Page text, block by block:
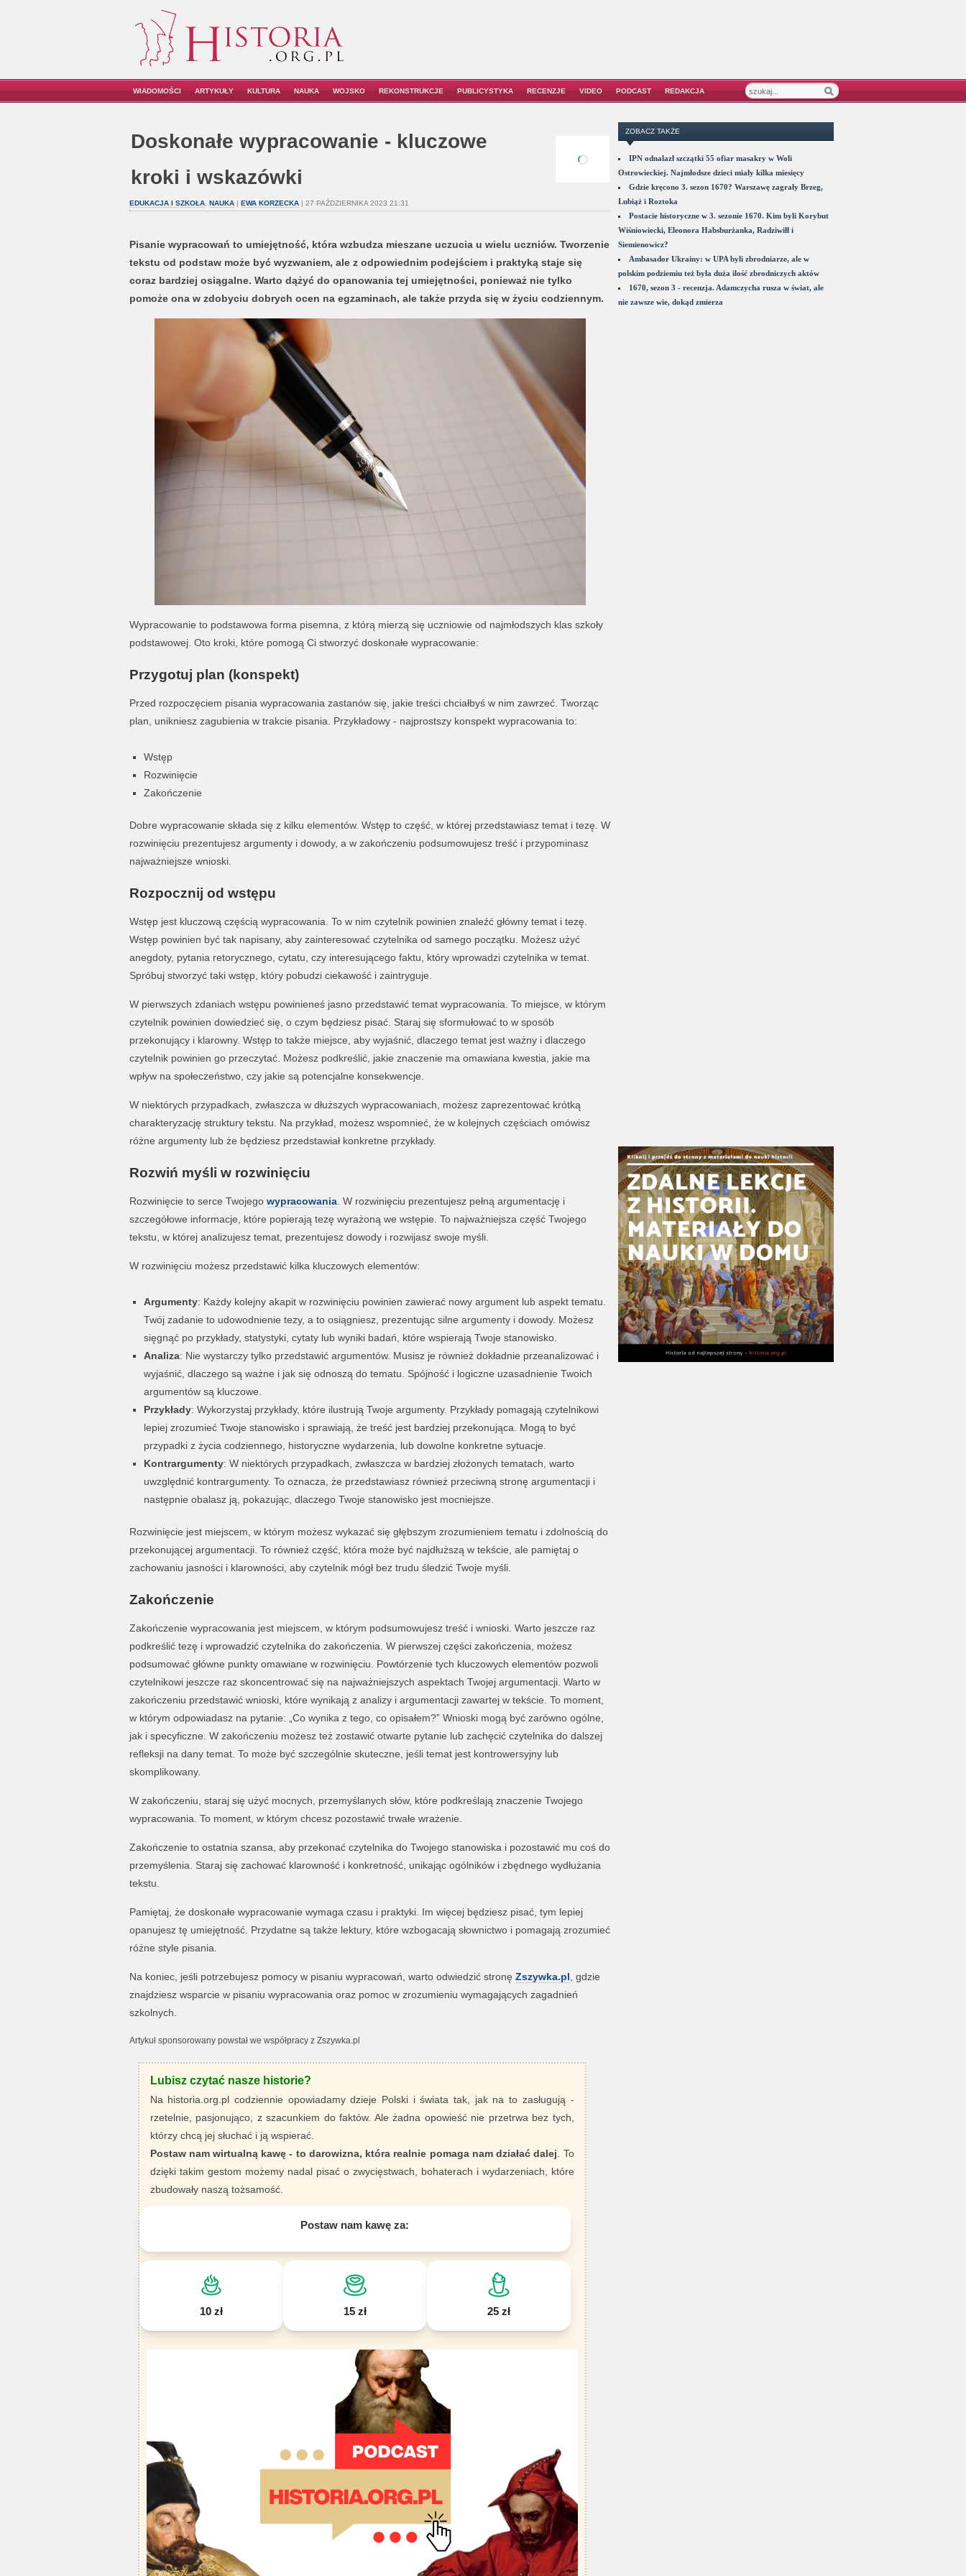
WIADOMOŚCI ARTYKUŁY KULTURA NAUKA WOJSKO REKONSTRUKCJE PUBLICYSTYKA RECENZJE VIDEO PODCAST REDAKCJA
Doskonałe wypracowanie - kluczowe
kroki i wskazówki
EDUKACJA I SZKOŁA, NAUKA| EWA KORZECKA| 27 PAŹDZIERNIKA 2023 21:31
Pisanie wypracowań to umiejętność, która wzbudza mieszane uczucia u wielu uczniów. Tworzenie
tekstu od podstaw może być wyzwaniem, ale z odpowiednim podejściem i praktyką staje się
coraz bardziej osiągalne. Warto dążyć do opanowania tej umiejętności, ponieważ nie tylko
pomoże ona w zdobyciu dobrych ocen na egzaminach, ale także przyda się w życiu codziennym.
Wypracowanie to podstawowa forma pisemna, z którą mierzą się uczniowie od najmłodszych klas szkoły
podstawowej. Oto kroki, które pomogą Ci stworzyć doskonałe wypracowanie:
Przygotuj plan (konspekt)
Przed rozpoczęciem pisania wypracowania zastanów się, jakie treści chciałbyś w nim zawrzeć. Tworząc
plan, unikniesz zagubienia w trakcie pisania. Przykładowy - najprostszy konspekt wypracowania to:
Wstęp
Rozwinięcie
Zakończenie
Dobre wypracowanie składa się z kilku elementów. Wstęp to część, w której przedstawiasz temat i tezę. W
rozwinięciu prezentujesz argumenty i dowody, a w zakończeniu podsumowujesz treść i przypominasz
najważniejsze wnioski.
Rozpocznij od wstępu
Wstęp jest kluczową częścią wypracowania. To w nim czytelnik powinien znaleźć główny temat i tezę.
Wstęp powinien być tak napisany, aby zainteresować czytelnika od samego początku. Możesz użyć
anegdoty, pytania retorycznego, cytatu, czy interesującego faktu, który wprowadzi czytelnika w temat.
Spróbuj stworzyć taki wstęp, który pobudzi ciekawość i zaintryguje.
W pierwszych zdaniach wstępu powinieneś jasno przedstawić temat wypracowania. To miejsce, w którym
czytelnik powinien dowiedzieć się, o czym będziesz pisać. Staraj się sformułować to w sposób
przekonujący i klarowny. Wstęp to także miejsce, aby wyjaśnić, dlaczego temat jest ważny i dlaczego
czytelnik powinien go przeczytać. Możesz podkreślić, jakie znaczenie ma omawiana kwestia, jakie ma
wpływ na społeczeństwo, czy jakie są potencjalne konsekwencje.
W niektórych przypadkach, zwłaszcza w dłuższych wypracowaniach, możesz zaprezentować krótką
charakteryzację struktury tekstu. Na przykład, możesz wspomnieć, że w kolejnych częściach omówisz
różne argumenty lub że będziesz przedstawiał konkretne przykłady.
Rozwiń myśli w rozwinięciu
Rozwinięcie to serce Twojego wypracowania. W rozwinięciu prezentujesz pełną argumentację i
szczegółowe informacje, które popierają tezę wyrażoną we wstępie. To najważniejsza część Twojego
tekstu, w której analizujesz temat, prezentujesz dowody i rozwijasz swoje myśli.
W rozwinięciu możesz przedstawić kilka kluczowych elementów:
Argumenty: Każdy kolejny akapit w rozwinięciu powinien zawierać nowy argument lub aspekt tematu.
Twój zadanie to udowodnienie tezy, a to osiągniesz, prezentując silne argumenty i dowody. Możesz
sięgnąć po przykłady, statystyki, cytaty lub wyniki badań, które wspierają Twoje stanowisko.
Analiza: Nie wystarczy tylko przedstawić argumentów. Musisz je również dokładnie przeanalizować i
wyjaśnić, dlaczego są ważne i jak się odnoszą do tematu. Spójność i logiczne uzasadnienie Twoich
argumentów są kluczowe.
Przykłady: Wykorzystaj przykłady, które ilustrują Twoje argumenty. Przykłady pomagają czytelnikowi
lepiej zrozumieć Twoje stanowisko i sprawiają, że treść jest bardziej przekonująca. Mogą to być
przypadki z życia codziennego, historyczne wydarzenia, lub dowolne konkretne sytuacje.
Kontrargumenty: W niektórych przypadkach, zwłaszcza w bardziej złożonych tematach, warto
uwzględnić kontrargumenty. To oznacza, że przedstawiasz również przeciwną stronę argumentacji i
następnie obalasz ją, pokazując, dlaczego Twoje stanowisko jest mocniejsze.
Rozwinięcie jest miejscem, w którym możesz wykazać się głębszym zrozumieniem tematu i zdolnością do
przekonującej argumentacji. To również część, która może być najdłuższą w tekście, ale pamiętaj o
zachowaniu jasności i klarowności, aby czytelnik mógł bez trudu śledzić Twoje myśli.
Zakończenie
Zakończenie wypracowania jest miejscem, w którym podsumowujesz treść i wnioski. Warto jeszcze raz
podkreślić tezę i wprowadzić czytelnika do zakończenia. W pierwszej części zakończenia, możesz
podsumować główne punkty omawiane w rozwinięciu. Powtórzenie tych kluczowych elementów pozwoli
czytelnikowi jeszcze raz skoncentrować się na najważniejszych aspektach Twojej argumentacji. Warto w
zakończeniu przedstawić wnioski, które wynikają z analizy i argumentacji zawartej w tekście. To moment,
w którym odpowiadasz na pytanie: „Co wynika z tego, co opisałem?” Wnioski mogą być zarówno ogólne,
jak i specyficzne. W zakończeniu możesz też zostawić otwarte pytanie lub zachęcić czytelnika do dalszej
refleksji na dany temat. To może być szczególnie skuteczne, jeśli temat jest kontrowersyjny lub
skomplikowany.
W zakończeniu, staraj się użyć mocnych, przemyślanych słów, które podkreślają znaczenie Twojego
wypracowania. To moment, w którym chcesz pozostawić trwałe wrażenie.
Zakończenie to ostatnia szansa, aby przekonać czytelnika do Twojego stanowiska i pozostawić mu coś do
przemyślenia. Staraj się zachować klarowność i konkretność, unikając ogólników i zbędnego wydłużania
tekstu.
Pamiętaj, że doskonałe wypracowanie wymaga czasu i praktyki. Im więcej będziesz pisać, tym lepiej
opanujesz tę umiejętność. Przydatne są także lektury, które wzbogacają słownictwo i pomagają zrozumieć
różne style pisania.
Na koniec, jeśli potrzebujesz pomocy w pisaniu wypracowań, warto odwiedzić stronę Zszywka.pl , gdzie
znajdziesz wsparcie w pisaniu wypracowania oraz pomoc w zrozumieniu wymagających zagadnień
szkolnych.
Artykuł sponsorowany powstał we współpracy z Zszywka.pl
Lubisz czytać nasze historie?
Na historia.org.pl codziennie opowiadamy dzieje Polski i świata tak, jak na to zasługują -
rzetelnie, pasjonująco, z szacunkiem do faktów. Ale żadna opowieść nie przetrwa bez tych,
którzy chcą jej słuchać i ją wspierać.
Postaw nam wirtualną kawę - to darowizna, która realnie pomaga nam działać dalej . To
dzięki takim gestom możemy nadal pisać o zwycięstwach, bohaterach i wydarzeniach, które
zbudowały naszą tożsamość.
Postaw nam kawę za:
10 zł 15 zł 25 zł
ZOBACZ TAKŻE
IPN odnalazł szczątki 55 ofiar masakry w Woli
Ostrowieckiej. Najmłodsze dzieci miały kilka miesięcy
Gdzie kręcono 3. sezon 1670? Warszawę zagrały Brzeg,
Lubiąż i Roztoka
Postacie historyczne w 3. sezonie 1670. Kim byli Korybut
Wiśniowiecki, Eleonora Habsburżanka, Radziwiłł i
Siemienowicz?
Ambasador Ukrainy: w UPA byli zbrodniarze, ale w
polskim podziemiu też była duża ilość zbrodniczych aktów
1670, sezon 3 - recenzja. Adamczycha rusza w świat, ale
nie zawsze wie, dokąd zmierza